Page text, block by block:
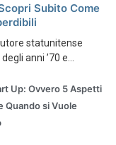
Subito Come
statunitense
anni ’70 e...
Up: Ovvero 5 Aspetti
Quando si Vuole